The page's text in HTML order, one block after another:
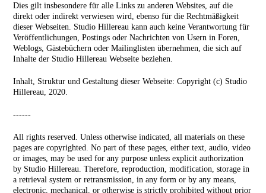
Dies gilt insbesondere für alle Links zu anderen Websites, auf die
direkt oder indirekt verwiesen wird, ebenso für die Rechtmäßigkeit
dieser Webseiten. Studio Hillereau kann auch keine Verantwortung für
Veröffentlichungen, Postings oder Nachrichten von Usern in Foren,
Weblogs, Gästebüchern oder Mailinglisten übernehmen, die sich auf
Inhalte der Studio Hillereau Webseite beziehen.
Inhalt, Struktur und Gestaltung dieser Webseite: Copyright (c) Studio
Hillereau, 2020.
------
All rights reserved. Unless otherwise indicated, all materials on these
pages are copyrighted. No part of these pages, either text, audio, video
or images, may be used for any purpose unless explicit authorization
by Studio Hillereau. Therefore, reproduction, modification, storage in
a retrieval system or retransmission, in any form or by any means,
electronic, mechanical, or otherwise is strictly prohibited without prior